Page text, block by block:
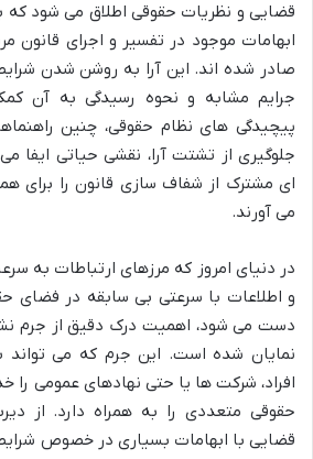
قضایی و نظریات حقوقی اطلاق می شود که
ابهامات موجود در تفسیر و اجرای قانون
صادر شده اند. این آرا به روشن شدن
جرایم مشابه و نحوه رسیدگی به آن
پیچیدگی های نظام حقوقی، چنین
جلوگیری از تشتت آرا، نقشی حیاتی ایفا
ای مشترک از شفاف سازی قانون را برای
می آورند.
در دنیای امروز که مرزهای ارتباطات
و اطلاعات با سرعتی بی سابقه در
دست می شود، اهمیت درک دقیق از جرم
نمایان شده است. این جرم که می تواند
افراد، شرکت ها یا حتی نهادهای عمومی
حقوقی متعددی را به همراه دارد. از
قضایی با ابهامات بسیاری در خصوص